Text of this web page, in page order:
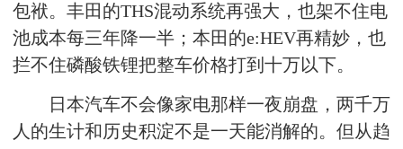
包袱。丰田的THS混动系统再强大，也架不住电
池成本每三年降一半；本田的e:HEV再精妙，也
拦不住磷酸铁锂把整车价格打到十万以下。
日本汽车不会像家电那样一夜崩盘，两千万
人的生计和历史积淀不是一天能消解的。但从趋